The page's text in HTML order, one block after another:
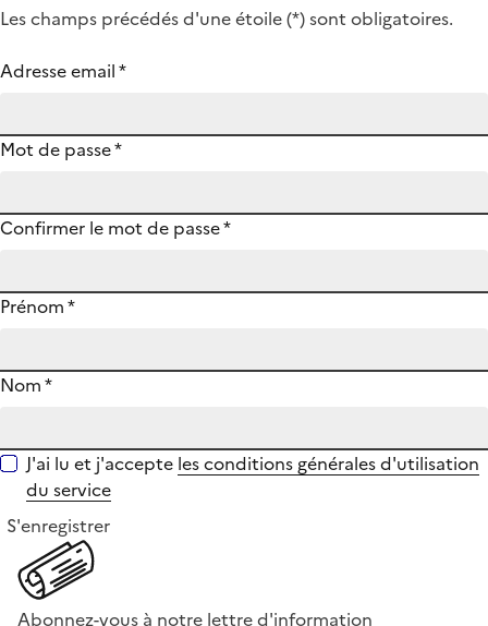
Les champs précédés d'une étoile (*) sont obligatoires.
Adresse email*
Mot de passe*
Confirmer le mot de passe*
Prénom*
Nom*
J'ai lu et j'accepte les conditions générales d'utilisation
du service
S'enregistrer
Abonnez-vous à notre lettre d'information